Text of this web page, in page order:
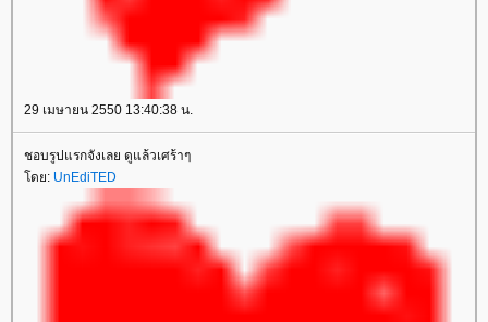
29 เมษายน 2550 13:40:38 น.
ชอบรูปแรกจังเลย ดูแล้วเศร้าๆ
ดย: UnEdiTED